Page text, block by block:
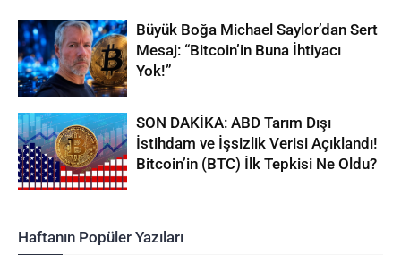
Büyük Boğa Michael Saylor’dan Sert
Mesaj: “Bitcoin’in Buna İhtiyacı
Yok!”
SON DAKİKA: ABD Tarım Dışı
İstihdam ve İşsizlik Verisi Açıklandı!
Bitcoin’in (BTC) İlk Tepkisi Ne Oldu?
Haftanın Popüler Yazıları